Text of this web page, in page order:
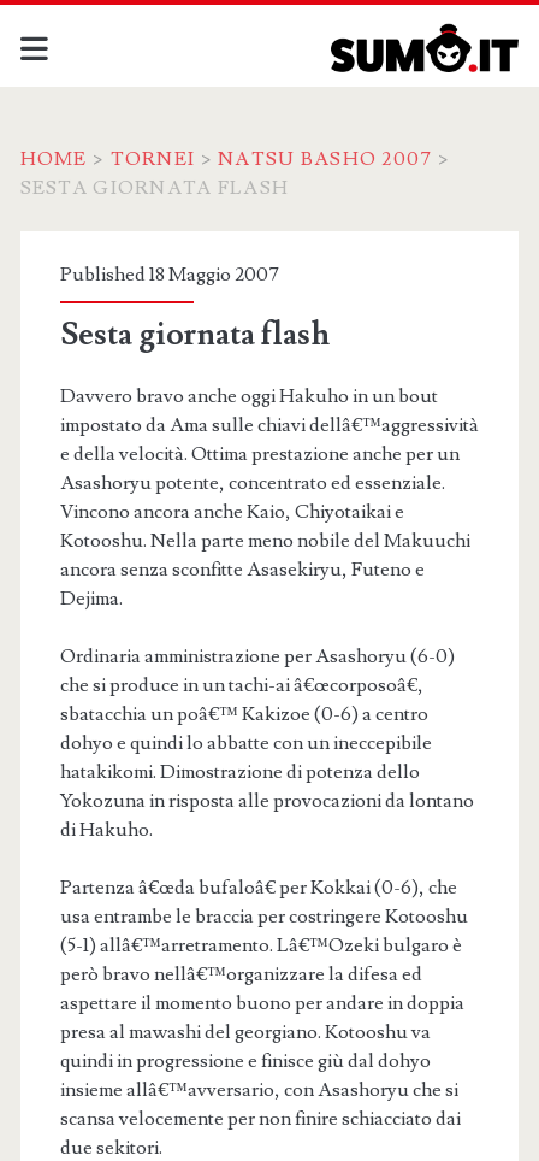
HOME > TORNEI >NATSU BASHO 2007 >
SESTA GIORNATA FLASH
Published 18 Maggio 2007
Sesta giornata flash
Davvero bravo anche oggi Hakuho in un bout
impostato da Ama sulle chiavi dellâ€™aggressività
e della velocità. Ottima prestazione anche per un
Asashoryu potente, concentrato ed essenziale.
Vincono ancora anche Kaio, Chiyotaikai e
Kotooshu. Nella parte meno nobile del Makuuchi
ancora senza sconfitte Asasekiryu, Futeno e
Dejima.
Ordinaria amministrazione per Asashoryu (6-0)
che si produce in un tachi-ai â€œcorposoâ€,
sbatacchia un poâ€™ Kakizoe (0-6) a centro
dohyo e quindi lo abbatte con un ineccepibile
hatakikomi. Dimostrazione di potenza dello
Yokozuna in risposta alle provocazioni da lontano
di Hakuho.
Partenza â€œda bufaloâ€ per Kokkai (0-6), che
usa entrambe le braccia per costringere Kotooshu
(5-1) allâ€™arretramento. Lâ€™Ozeki bulgaro è
però bravo nellâ€™organizzare la difesa ed
aspettare il momento buono per andare in doppia
presa al mawashi del georgiano. Kotooshu va
quindi in progressione e finisce giù dal dohyo
insieme allâ€™avversario, con Asashoryu che si
scansa velocemente per non finire schiacciato dai
due sekitori.